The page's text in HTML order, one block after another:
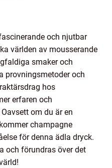
och njutbar
världen av mousserande
smaker och
provningsmetoder och
hos
erfaren och
om du är en
champagne
för denna ädla dryck.
och förundras över det